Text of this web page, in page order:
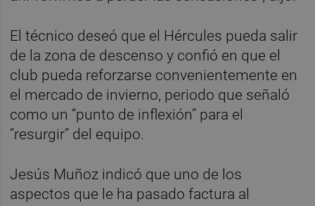
El técnico deseó que el Hércules pueda salir
de la zona de descenso y confió en que el
club pueda reforzarse convenientemente en
el mercado de invierno, periodo que señaló
como un “punto de inflexión” para el
“resurgir” del equipo.
Jesús Muñoz indicó que uno de los
aspectos que le ha pasado factura al